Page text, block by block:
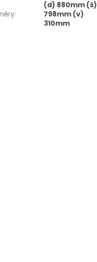
:
(d) 880mm (š)
798mm (v)
310mm